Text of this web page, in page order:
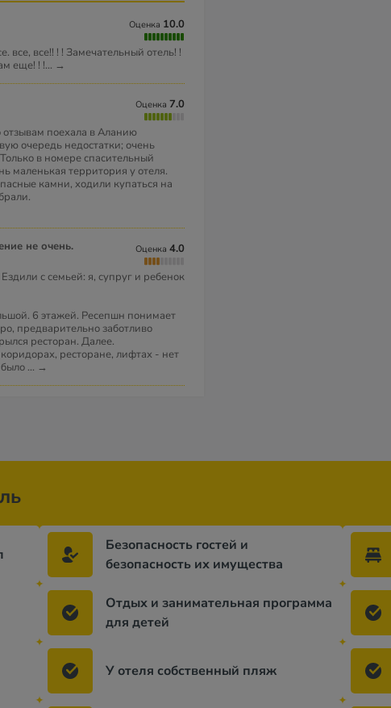
Оценка
10.0
все, все!! ! ! Замечательный отель! !
еще! ! !... →
Оценка
7.0
поехала в Аланию
очередь недостатки; очень
в номере спасительный
маленькая территория у отеля.
камни, ходили купаться на
не очень. Оценка
4.0
с семьей: я, супруг и ребенок
6 этажей. Ресепшн понимает
предварительно заботливо
ресторан. Далее.
ресторане, лифтах - нет
... →
Безопасность гостей и
безопасность их имущества
Отдых и занимательная программа
для детей
У отеля собственный пляж